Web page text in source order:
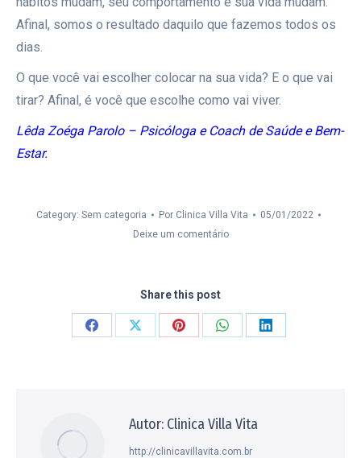
Afinal, somos o resultado daquilo que fazemos todos os
dias.
O que você vai escolher colocar na sua vida? E o que vai
tirar? Afinal, é você que escolhe como vai viver.
Lêda Zoéga Parolo – Psicóloga e Coach de Saúde e Bem-
Estar.
Category: Sem categoria Por Clinica Villa Vita
05/01/2022
Deixe um comentário
Share this post
CompartilharCompartilharCompartilharCompartilharCompartilhar
Autor: Clinica Villa Vita
http://clinicavillavita.com.br